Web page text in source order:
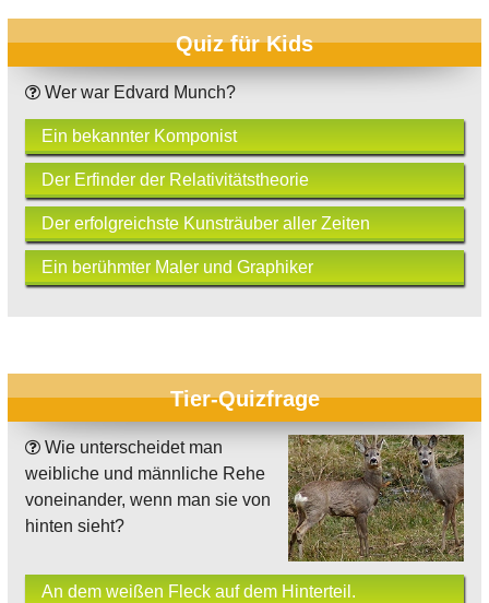
Quiz für Kids
Wer war Edvard Munch?
Ein bekannter Komponist
Der Erfinder der Relativitätstheorie
Der erfolgreichste Kunsträuber aller Zeiten
Ein berühmter Maler und Graphiker
Tier-Quizfrage
Wie unterscheidet man
weibliche und männliche Rehe
voneinander, wenn man sie von
hinten sieht?
An dem weißen Fleck auf dem Hinterteil.